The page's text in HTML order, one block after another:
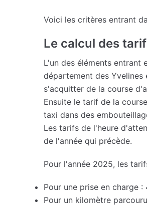
Voici les critères entrant
Le calcul des
L'un des éléments entrant
département des
s'acquitter de la course
Ensuite le tarif de la
taxi dans des
Les tarifs de l'heure
de l'année qui précède.
Pour l'année 2025, les
Pour une prise en charge :
Pour un kilomètre